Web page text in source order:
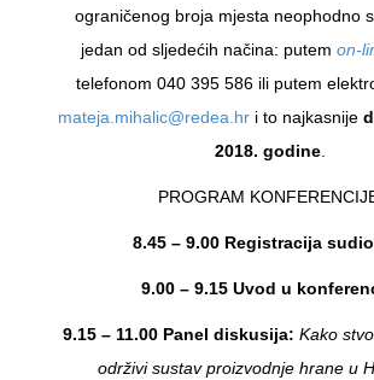
ograničenog broja mjesta neophodno
jedan od sljedećih načina: putem on-
telefonom 040 395 586 ili putem
mateja.mihalic@redea.hr i to najkasnije
2018. godine.
PROGRAM
8.45 – 9.00 Registracija
9.00 – 9.15 Uvod u
9.15 – 11.00 Panel diskusija: Kako
održivi sustav proizvodnje hrane u